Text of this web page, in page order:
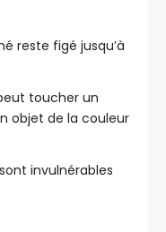
reste figé jusqu’à
toucher un
objet de la couleur
invulnérables